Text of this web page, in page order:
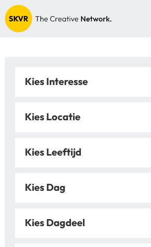
Kies Interesse
Kies Locatie
Kies Leeftijd
Kies Dag
Kies Dagdeel